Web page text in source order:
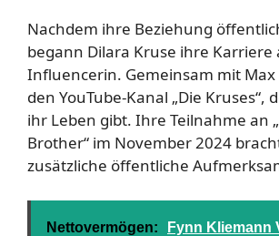
Nachdem ihre Beziehung
begann Dilara Kruse ihre Karriere
Influencerin. Gemeinsam mit Max
den YouTube-Kanal „Die Kruses“,
ihr Leben gibt. Ihre Teilnahme an
Brother“ im November 2024
zusätzliche öffentliche
Nettovermögen:
Fynn Kliemann